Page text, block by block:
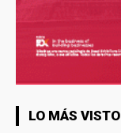
LO MÁS VISTO